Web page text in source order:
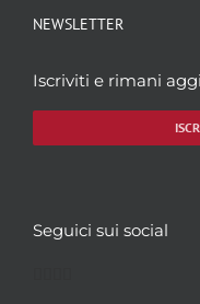
NEWSLETTER
Iscriviti e rimani
Seguici sui social